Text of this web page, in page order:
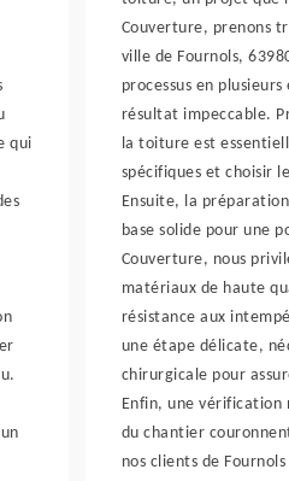
qui
Couverture, prenons
ville de Fournols,
processus en
résultat impeccable.
la toiture est
spécifiques et choisir
Ensuite, la
base solide pour une
Couverture, nous
matériaux de haute
résistance aux
une étape délicate,
chirurgicale pour
Enfin, une vérification
du chantier
nos clients de